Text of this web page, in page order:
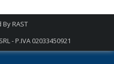
ByRAST
- P.IVA 02033450921